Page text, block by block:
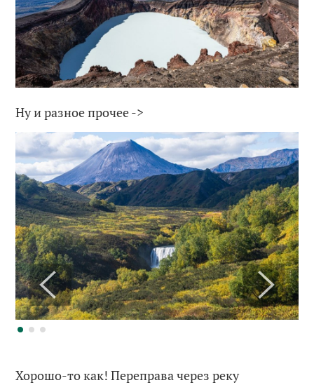
Ну и разное прочее ->
Хорошо-то как! Переправа через реку